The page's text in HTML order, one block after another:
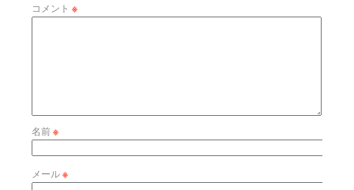
コメント ※
名前※
メール※